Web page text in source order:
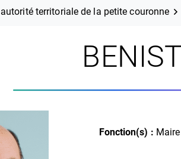
territoriale de la petite couronne
Fonction(s) :